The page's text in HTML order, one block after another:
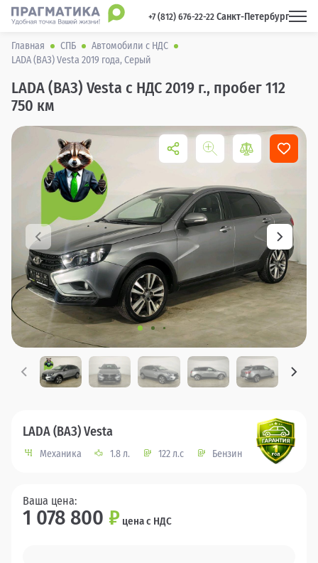
+7 (812) 676-22-22 Санкт-Петербург
Главная СПБ
Автомобили с НДС
LADA (ВАЗ) Vesta 2019 года, Серый
LADA (ВАЗ) Vesta с НДС 2019 г., пробег 112
750 км
LADA (ВАЗ) Vesta
Механика 1.8 л. 122 л.с Бензин
Ваша цена:
1 078 800 ₽ цена с НДС